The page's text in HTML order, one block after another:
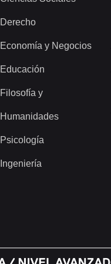
Derecho
Economía y Negocios
Educación
Filosofía y
Humanidades
Psicología
Ingeniería